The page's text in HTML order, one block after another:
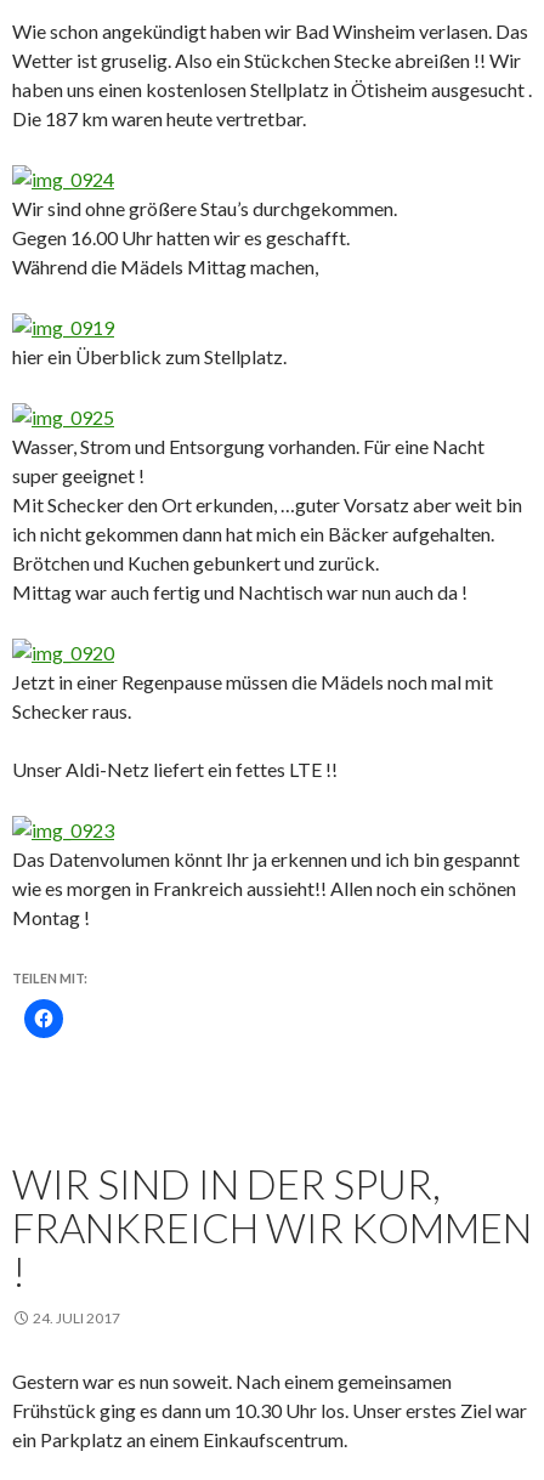
Wie schon angekündigt haben wir Bad Winsheim verlasen. Das
Wetter ist gruselig. Also ein Stückchen Stecke abreißen !! Wir
haben uns einen kostenlosen Stellplatz in Ötisheim ausgesucht .
Die 187 km waren heute vertretbar.
Wir sind ohne größere Stau’s durchgekommen.
Gegen 16.00 Uhr hatten wir es geschafft.
Während die Mädels Mittag machen,
hier ein Überblick zum Stellplatz.
Wasser, Strom und Entsorgung vorhanden. Für eine Nacht
super geeignet !
Mit Schecker den Ort erkunden, …guter Vorsatz aber weit bin
ich nicht gekommen dann hat mich ein Bäcker aufgehalten.
Brötchen und Kuchen gebunkert und zurück.
Mittag war auch fertig und Nachtisch war nun auch da !
Jetzt in einer Regenpause müssen die Mädels noch mal mit
Schecker raus.
Unser Aldi-Netz liefert ein fettes LTE !!
Das Datenvolumen könnt Ihr ja erkennen und ich bin gespannt
wie es morgen in Frankreich aussieht!! Allen noch ein schönen
Montag !
TEILEN MIT:
WIR SIND IN DER SPUR,
FRANKREICH WIR KOMMEN
!
24. JULI 2017
Gestern war es nun soweit. Nach einem gemeinsamen
Frühstück ging es dann um 10.30 Uhr los. Unser erstes Ziel war
ein Parkplatz an einem Einkaufscentrum.